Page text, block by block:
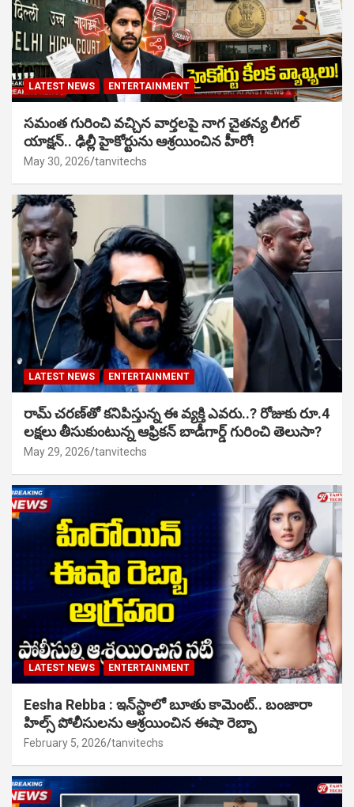
LATEST NEWS ENTERTAINMENT
సమంత గురించి వచ్చిన వార్తలపై నాగ చైతన్య లీగల్
యాక్షన్.. ఢిల్లీ హైకోర్టును ఆశ్రయించిన హీరో!
May 30, 2026 tanvitechs
LATEST NEWS ENTERTAINMENT
రామ్ చరణ్‌తో కనిపిస్తున్న ఈ వ్యక్తి ఎవరు..? రోజుకు రూ.4
లక్షలు తీసుకుంటున్న ఆఫ్రికన్ బాడీగార్డ్ గురించి తెలుసా?
May 29, 2026 tanvitechs
LATEST NEWS ENTERTAINMENT
Eesha Rebba : ఇన్‌స్టాలో బూతు కామెంట్.. బంజారా
హిల్స్ పోలీసులను ఆశ్రయించిన ఈషా రెబ్బా
February 5, 2026 tanvitechs